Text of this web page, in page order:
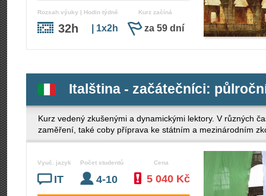
Rozsah výuky | Hodin týdně
32h | 1x2h
Kurz začíná
za 59 dní
Italština - začátečníci:
Kurz vedený zkušenými a dynamickými lektory. V různých
zaměření, také coby příprava ke státním a mezinárodním
Vyuč. jazyk
IT
Počet studentů
4-10
Cena
5 040 Kč